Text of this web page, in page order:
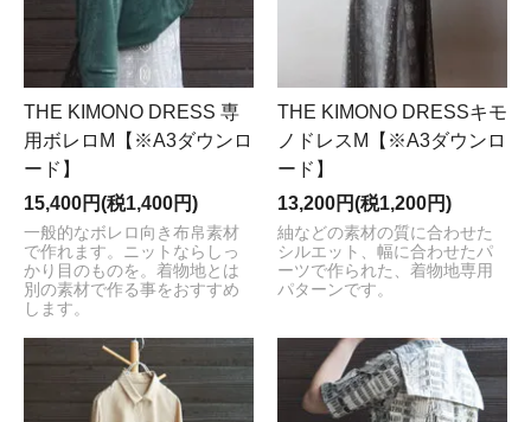
THE KIMONO DRESS 専
用ボレロM【※A3ダウンロ
ード】
15,400円(税1,400円)
一般的なボレロ向き布帛素材
で作れます。ニットならしっ
かり目のものを。着物地とは
別の素材で作る事をおすすめ
します。
THE KIMONO DRESSキモ
ノドレスM【※A3ダウンロ
ード】
13,200円(税1,200円)
紬などの素材の質に合わせた
シルエット、幅に合わせたパ
ーツで作られた、着物地専用
パターンです。